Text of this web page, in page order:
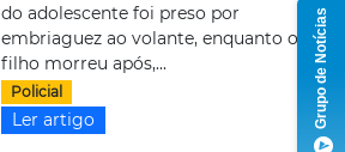
do adolescente foi preso por
embriaguez ao volante, enquanto o
filho morreu após,...
Policial
Ler artigo Grupo de Notícias